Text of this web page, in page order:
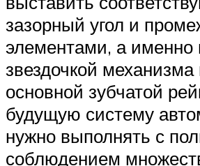
зазорный угол и
элементами, а
звездочкой
основной зубчатой
будущую систему
нужно выполнять с
соблюдением